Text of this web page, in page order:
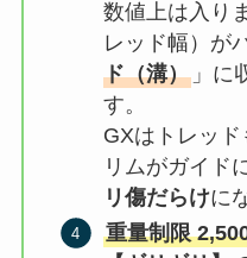
数値上は入り
レッド幅）が
ド（溝） 」に
す。
GXはトレッ
リムがガイド
リ傷だらけに
重量制限